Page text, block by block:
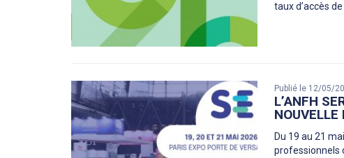
taux d’accès
Publié le 12/05/
L’ANFH
Du 19 au 21
professionnels